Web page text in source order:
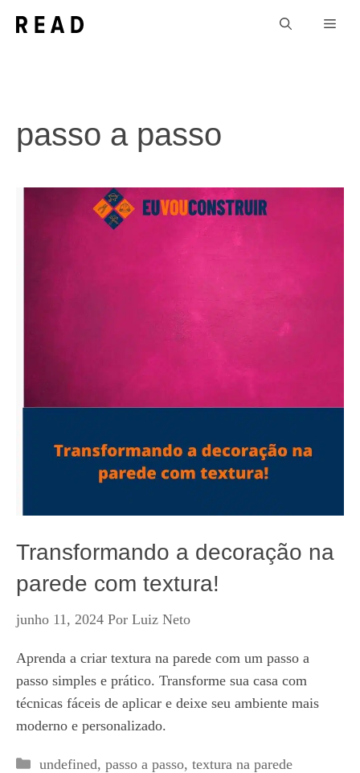
para
passo a passo
Transformando a decoração na
parede com textura!
junho 11, 2024 Por Luiz Neto
Aprenda a criar textura na parede com um passo a
passo simples e prático. Transforme sua casa com
técnicas fáceis de aplicar e deixe seu ambiente mais
moderno e personalizado.
Categorias
undefined, passo a passo, textura na parede